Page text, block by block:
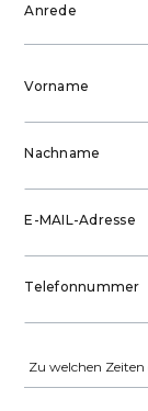
Anrede
Vorname
Nachname
E-MAIL-Adresse
Telefonnummer